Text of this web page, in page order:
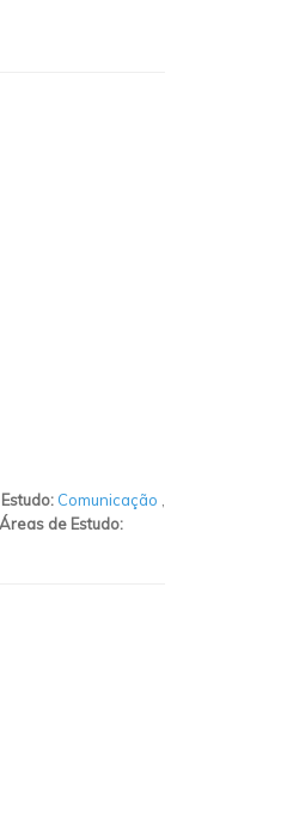
Comunicação ,
Áreas de Estudo: